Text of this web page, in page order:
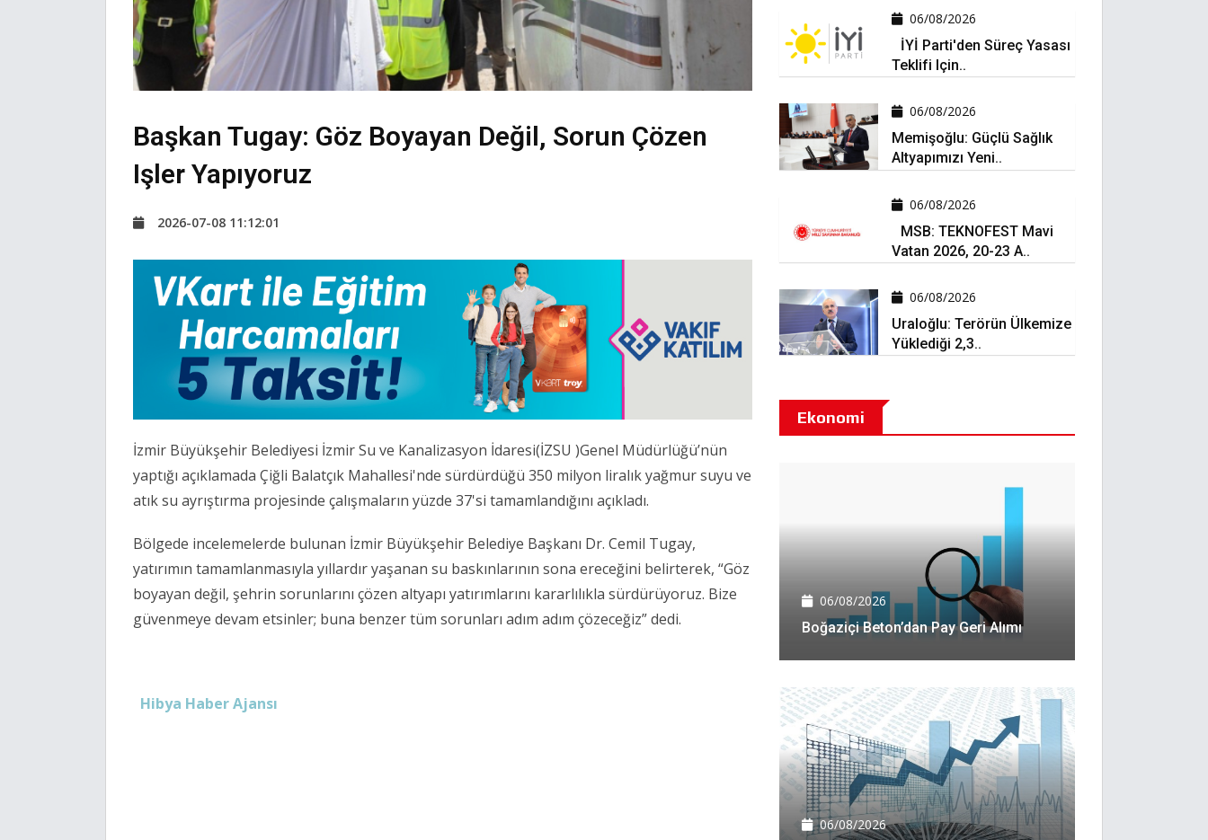
Başkan Tugay: Göz Boyayan Değil, Sorun Çözen
Işler Yapıyoruz
2026-07-08 11:12:01
İzmir Büyükşehir Belediyesi İzmir Su ve Kanalizasyon İdaresi(İZSU )Genel Müdürlüğü’nün
yaptığı açıklamada Çiğli Balatçık Mahallesi'nde sürdürdüğü 350 milyon liralık yağmur suyu ve
atık su ayrıştırma projesinde çalışmaların yüzde 37'si tamamlandığını açıkladı.
Bölgede incelemelerde bulunan İzmir Büyükşehir Belediye Başkanı Dr. Cemil Tugay,
yatırımın tamamlanmasıyla yıllardır yaşanan su baskınlarının sona ereceğini belirterek, “Göz
boyayan değil, şehrin sorunlarını çözen altyapı yatırımlarını kararlılıkla sürdürüyoruz. Bize
güvenmeye devam etsinler; buna benzer tüm sorunları adım adım çözeceğiz” dedi.
Hibya Haber Ajansı
06/08/2026
İYİ Parti'den Süreç Yasası
Teklifi Için..
06/08/2026
Memişoğlu: Güçlü Sağlık
Altyapımızı Yeni..
06/08/2026
MSB: TEKNOFEST Mavi
Vatan 2026, 20-23 A..
06/08/2026
Uraloğlu: Terörün Ülkemize
Yüklediği 2,3..
Ekonomi
06/08/2026
Boğaziçi Beton’dan Pay Geri Alımı
06/08/2026